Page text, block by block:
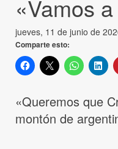
«Vamos
jueves, 11 de junio de
Comparte esto:
«Queremos que
montón de